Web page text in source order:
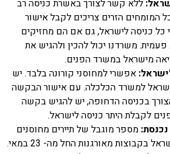
ללא קשר לצורך באשרת כניסה רב
המומחים הזרים צריכים לקבל אישור
כל כניסה לישראל, גם אם הם מחזיקים
משרדנו יכול להכין ולהגיש את
מישראל במשרד הפנים.
אפשרי למחוסני קורונה בלבד. יש
למשרד הכלכלה. עם אישור הבקשה
בכניסה הדחופה, יש להגיש בקשה
לקבלת היתר כניסה לישראל.
מספר מוגבל של תיירים מחוסנים
יורשה להיכנס לישראל בקבוצות מאורגנות החל מה- 23 במאי.